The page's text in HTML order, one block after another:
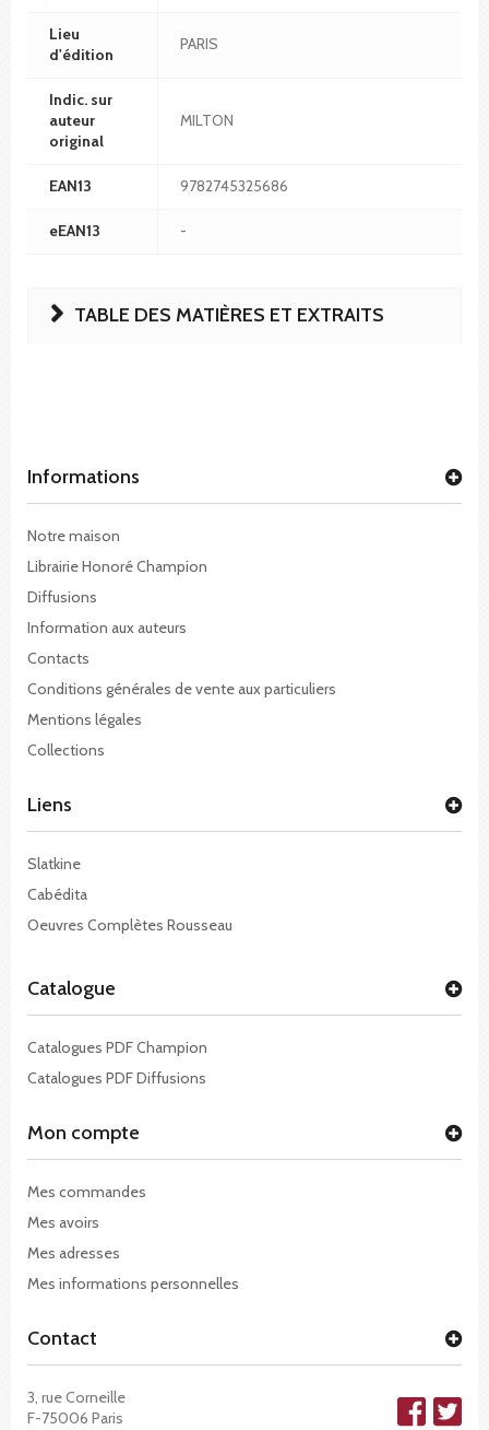
Lieu
d'édition
PARIS
Indic. sur
auteur
original
MILTON
EAN13 9782745325686
eEAN13 -
TABLE DES MATIÈRES ET EXTRAITS
Informations
Notre maison
Librairie Honoré Champion
Diffusions
Information aux auteurs
Contacts
Conditions générales de vente aux particuliers
Mentions légales
Collections
Liens
Slatkine
Cabédita
Oeuvres Complètes Rousseau
Catalogue
Catalogues PDF Champion
Catalogues PDF Diffusions
Mon compte
Mes commandes
Mes avoirs
Mes adresses
Mes informations personnelles
Contact
3, rue Corneille
F-75006 Paris